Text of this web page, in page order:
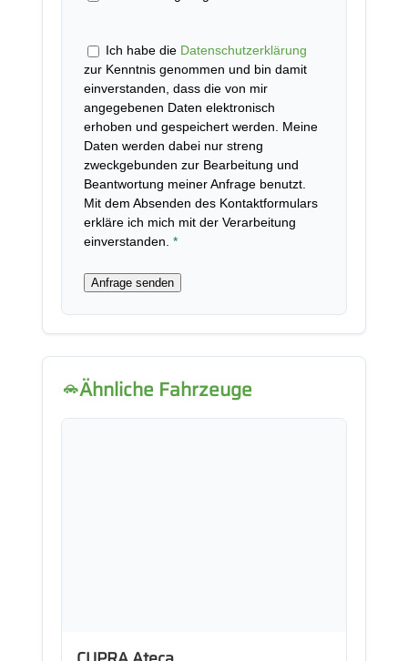
Ich habe die Datenschutzerklärung
zur Kenntnis genommen und bin damit
einverstanden, dass die von mir
angegebenen Daten elektronisch
erhoben und gespeichert werden. Meine
Daten werden dabei nur streng
zweckgebunden zur Bearbeitung und
Beantwortung meiner Anfrage benutzt.
Mit dem Absenden des Kontaktformulars
erkläre ich mich mit der Verarbeitung
einverstanden. *
Anfrage senden
Ähnliche Fahrzeuge